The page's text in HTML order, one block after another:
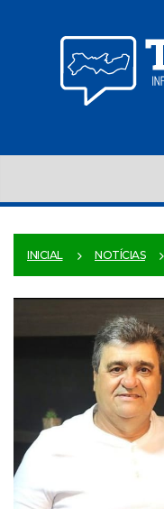
INICIAL NOTÍCIAS